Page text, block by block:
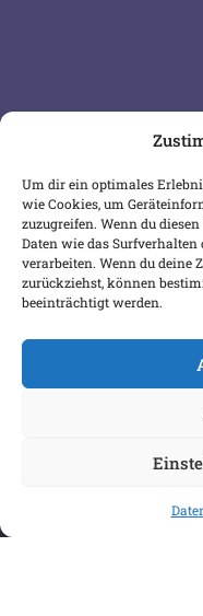
Um dir ein optimales
wie Cookies, um
zuzugreifen. Wenn du
Daten wie das Surfverhalten
verarbeiten. Wenn du deine
zurückziehst, können
beeinträchtigt werden.
SERVICE & INFOS
Warenkorb
Wunschliste
Mein Konto
Versand & Lieferung
Zahlungsweisen